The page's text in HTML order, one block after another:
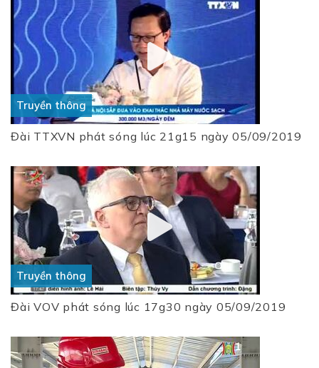
Truyền thông
Đài TTXVN phát sóng lúc 21g15 ngày 05/09/2019
Truyền thông
Đài VOV phát sóng lúc 17g30 ngày 05/09/2019